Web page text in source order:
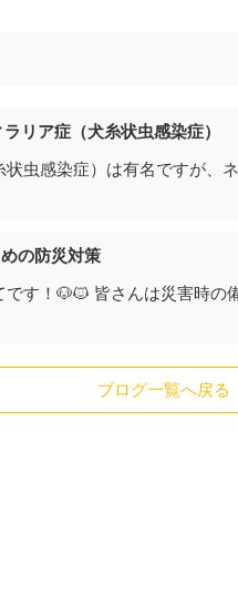
リア症（犬糸状虫感染症）
虫感染症）は有名ですが、
の防災対策
す！🐶🐱 皆さんは災害時の
ブログ一覧へ戻る